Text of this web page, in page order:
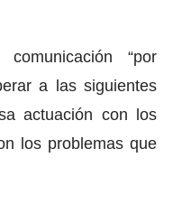
“por
a las siguientes
actuación con los
los problemas que